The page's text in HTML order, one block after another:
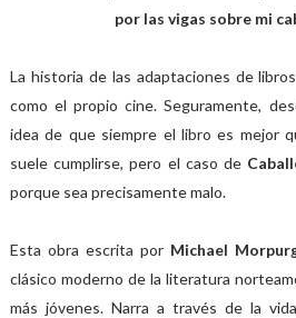
por las vigas sobre mi
La historia de las adaptaciones de
como el propio cine. Seguramente,
idea de que siempre el libro es mejor
suele cumplirse, pero el caso de
porque sea precisamente malo.
Esta obra escrita por Michael
clásico moderno de la literatura
más jóvenes. Narra a través de la